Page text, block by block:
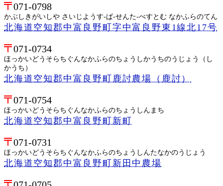
071-0798
かぶしきがいしや さいじようす-ぱ-せんた-べすとむ なかふらのてん
北海道空知郡中富良野町字中富良野東1線北17号
071-0734
ほっかいどうそらちぐんなかふらのちょうしかうちのうじょう（し
かうち）
北海道空知郡中富良野町鹿討農場（鹿討）
071-0754
ほっかいどうそらちぐんなかふらのちょうしんまち
北海道空知郡中富良野町新町
071-0731
ほっかいどうそらちぐんなかふらのちょうしんたなかのうじょう
北海道空知郡中富良野町新田中農場